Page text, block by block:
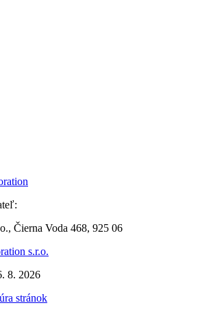
Čierna Voda 468, 925 06
s.r.o.
8. 2026
stránok